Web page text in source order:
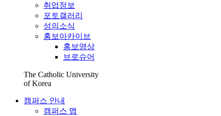
취업정보
포토갤러리
성의소식
홍보아카이브
홍보영상
브로슈어
The Catholic University
of Korea
캠퍼스 안내
캠퍼스 맵